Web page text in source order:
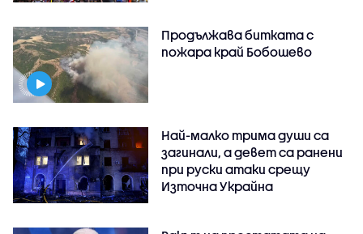
Продължава битката с
пожара край Бобошево
Най-малко трима души са
загинали, а девет са ранени
при руски атаки срещу
Източна Украйна